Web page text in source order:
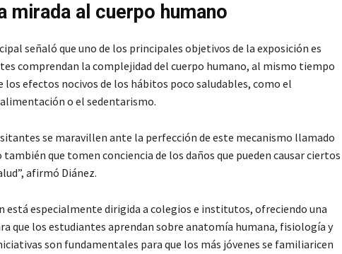
mirada al cuerpo humano
señaló que uno de los principales objetivos de la exposición es
comprendan la complejidad del cuerpo humano, al mismo tiempo
los efectos nocivos de los hábitos poco saludables, como el
o el sedentarismo.
se maravillen ante la perfección de este mecanismo llamado
que tomen conciencia de los daños que pueden causar ciertos
afirmó Diánez.
está especialmente dirigida a colegios e institutos, ofreciendo una
que los estudiantes aprendan sobre anatomía humana, fisiología y
son fundamentales para que los más jóvenes se familiaricen